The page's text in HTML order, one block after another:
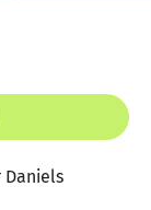
Daniels